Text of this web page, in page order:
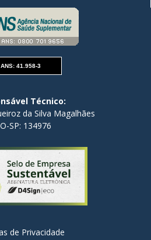
ANS: 41.958-3
Técnico:
da Silva Magalhães
SP: 134976
de Privacidade